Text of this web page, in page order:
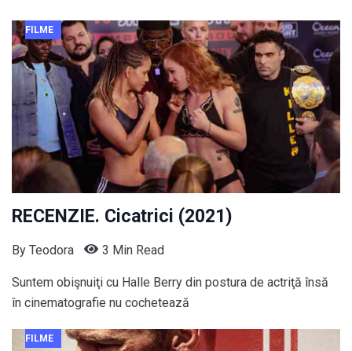
FILME
RECENZIE. Cicatrici (2021)
By Teodora 3 Min Read
Suntem obişnuiţi cu Halle Berry din postura de actriţă însă
în cinematografie nu cochetează
FILME